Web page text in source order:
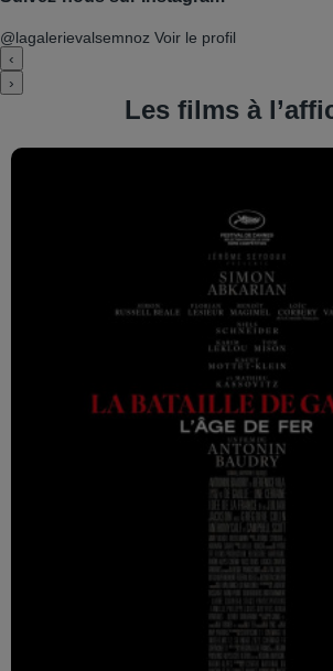
@lagalerievalsemnoz Voir le profil
‹
›
Les films à